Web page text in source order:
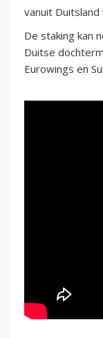
vanuit
De staking kan
Duitse
Eurowings en